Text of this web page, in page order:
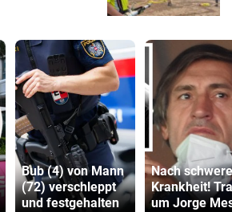
Bub (4) von Mann
(72) verschleppt
und festgehalten
Nach
Krankheit!
um Jorge